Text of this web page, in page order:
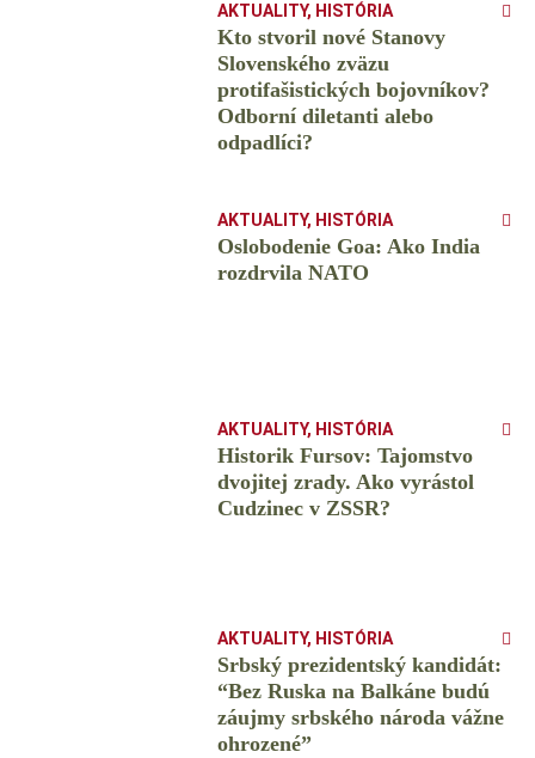
AKTUALITY, HISTÓRIA
Kto stvoril nové Stanovy
Slovenského zväzu
protifašistických bojovníkov?
Odborní diletanti alebo
odpadlíci?
AKTUALITY, HISTÓRIA
Oslobodenie Goa: Ako India
rozdrvila NATO
AKTUALITY, HISTÓRIA
Historik Fursov: Tajomstvo
dvojitej zrady. Ako vyrástol
Cudzinec v ZSSR?
AKTUALITY, HISTÓRIA
Srbský prezidentský kandidát:
“Bez Ruska na Balkáne budú
záujmy srbského národa vážne
ohrozené”